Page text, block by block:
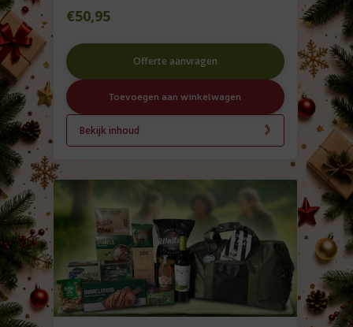
€50,95
Offerte aanvragen
Toevoegen aan winkelwagen
Bekijk inhoud